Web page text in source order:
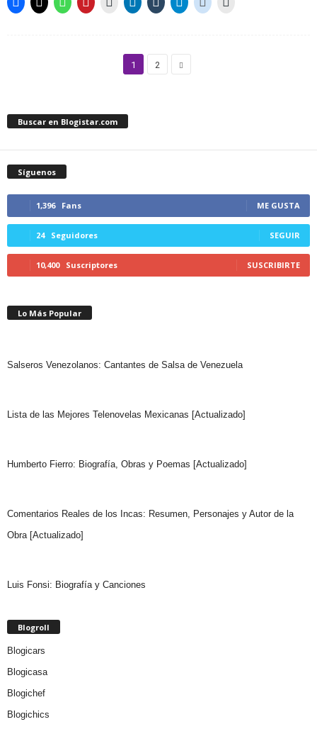
1 2
Buscar en Blogistar.com
Síguenos
1,396 Fans ME GUSTA
24 Seguidores SEGUIR
10,400 Suscriptores SUSCRIBIRTE
Lo Más Popular
Salseros Venezolanos: Cantantes de Salsa de Venezuela
Lista de las Mejores Telenovelas Mexicanas [Actualizado]
Humberto Fierro: Biografía, Obras y Poemas [Actualizado]
Comentarios Reales de los Incas: Resumen, Personajes y Autor de la
Obra [Actualizado]
Luis Fonsi: Biografía y Canciones
Blogroll
Blogicars
Blogicasa
Blogichef
Blogichics